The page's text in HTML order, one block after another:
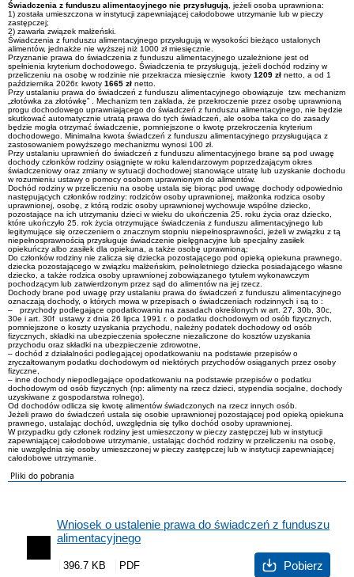
Świadczenia z funduszu alimentacyjnego nie przysługują , jeżeli osoba uprawniona:
1) została umieszczona w instytucji zapewniającej całodobowe utrzymanie lub w pieczy
zastępczej;
2) zawarła związek małżeński.
Świadczenia z funduszu alimentacyjnego przysługują w wysokości bieżąco ustalonych
alimentów, jednakże nie wyższej niż 1000 zł miesięcznie.
Przyznanie prawa do świadczenia z funduszu alimentacyjnego uzależnione jest od
spełnienia kryterium dochodowego. Świadczenia te przysługują, jeżeli dochód rodziny w
przeliczeniu na osobę w rodzinie nie przekracza miesięcznie kwoty 1209 zł netto, a od 1
października 2026r. kwoty 1665 zł netto.
Przy ustalaniu prawa do świadczeń z funduszu alimentacyjnego obowiązuje tzw. mechanizm
„złotówka za złotówkę” . Mechanizm ten zakłada, że przekroczenie przez osobę uprawnioną
progu dochodowego uprawniającego do świadczeń z funduszu alimentacyjnego, nie będzie
skutkować automatycznie utratą prawa do tych świadczeń, ale osoba taka co do zasady
będzie mogła otrzymać świadczenie, pomniejszone o kwotę przekroczenia kryterium
dochodowego. Minimalna kwota świadczeń z funduszu alimentacyjnego przysługująca z
zastosowaniem powyższego mechanizmu wynosi 100 zł.
Przy ustalaniu uprawnień do świadczeń z funduszu alimentacyjnego brane są pod uwagę
dochody członków rodziny osiągnięte w roku kalendarzowym poprzedzającym okres
świadczeniowy oraz zmiany w sytuacji dochodowej stanowiące utratę lub uzyskanie dochodu
w rozumieniu ustawy o pomocy osobom uprawnionym do alimentów.
Dochód rodziny w przeliczeniu na osobę ustala się biorąc pod uwagę dochody odpowiednio
następujących członków rodziny: rodziców osoby uprawnionej, małżonka rodzica osoby
uprawnionej, osobę, z którą rodzic osoby uprawnionej wychowuje wspólne dziecko,
pozostające na ich utrzymaniu dzieci w wieku do ukończenia 25. roku życia oraz dziecko,
które ukończyło 25. rok życia otrzymujące świadczenia z funduszu alimentacyjnego lub
legitymujące się orzeczeniem o znacznym stopniu niepełnosprawności, jeżeli w związku z tą
niepełnosprawnością przysługuje świadczenie pielęgnacyjne lub specjalny zasiłek
opiekuńczy albo zasiłek dla opiekuna, a także osobę uprawnioną;
Do członków rodziny nie zalicza się dziecka pozostającego pod opieką opiekuna prawnego,
dziecka pozostającego w związku małżeńskim, pełnoletniego dziecka posiadającego własne
dziecko, a także rodzica osoby uprawnionej zobowiązanego tytułem wykonawczym
pochodzącym lub zatwierdzonym przez sąd do alimentów na jej rzecz.
Dochody brane pod uwagę przy ustalaniu prawa do świadczeń z funduszu alimentacyjnego
oznaczają dochody, o których mowa w przepisach o świadczeniach rodzinnych i są to :
– przychody podlegające opodatkowaniu na zasadach określonych w art. 27, 30b, 30c,
30e i art. 30f ustawy z dnia 26 lipca 1991 r. o podatku dochodowym od osób fizycznych,
pomniejszone o koszty uzyskania przychodu, należny podatek dochodowy od osób
fizycznych, składki na ubezpieczenia społeczne niezaliczone do kosztów uzyskania
przychodu oraz składki na ubezpieczenie zdrowotne,
– dochód z działalności podlegającej opodatkowaniu na podstawie przepisów o
zryczałtowanym podatku dochodowym od niektórych przychodów osiąganych przez osoby
fizyczne,
– inne dochody niepodlegające opodatkowaniu na podstawie przepisów o podatku
dochodowym od osób fizycznych (np: alimenty na rzecz dzieci, stypendia socjalne, dochody
uzyskiwane z gospodarstwa rolnego).
Od dochodów odlicza się kwotę alimentów świadczonych na rzecz innych osób.
Jeżeli prawo do świadczeń ustala się osobie uprawnionej pozostającej pod opieką opiekuna
prawnego, ustalając dochód, uwzględnia się tylko dochód osoby uprawnionej.
W przypadku gdy członek rodziny jest umieszczony w pieczy zastępczej lub w instytucji
zapewniającej całodobowe utrzymanie, ustalając dochód rodziny w przeliczeniu na osobę,
nie uwzględnia się osoby umieszczonej w pieczy zastępczej lub w instytucji zapewniającej
całodobowe utrzymanie.
Pliki do pobrania
Wniosek o ustalenie prawa do świadczeń z funduszu
alimentacyjnego
396.7 KB Pobierz